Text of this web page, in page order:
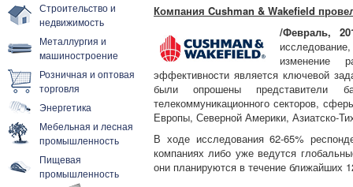
Строительство и
недвижимость
Металлургия и
машиностроение
Розничная и оптовая
торговля
Энергетика
Мебельная и лесная
промышленность
Пищевая
промышленность
Компания Cushman & Wakefield
/Февраль,
изменение
эффективности является ключевой
были опрошены представители
телекоммуникационного секторов,
Европы, Северной Америки, Азиатско-
В ходе исследования 62-65%
компаниях либо уже ведутся
они планируются в течение ближайших